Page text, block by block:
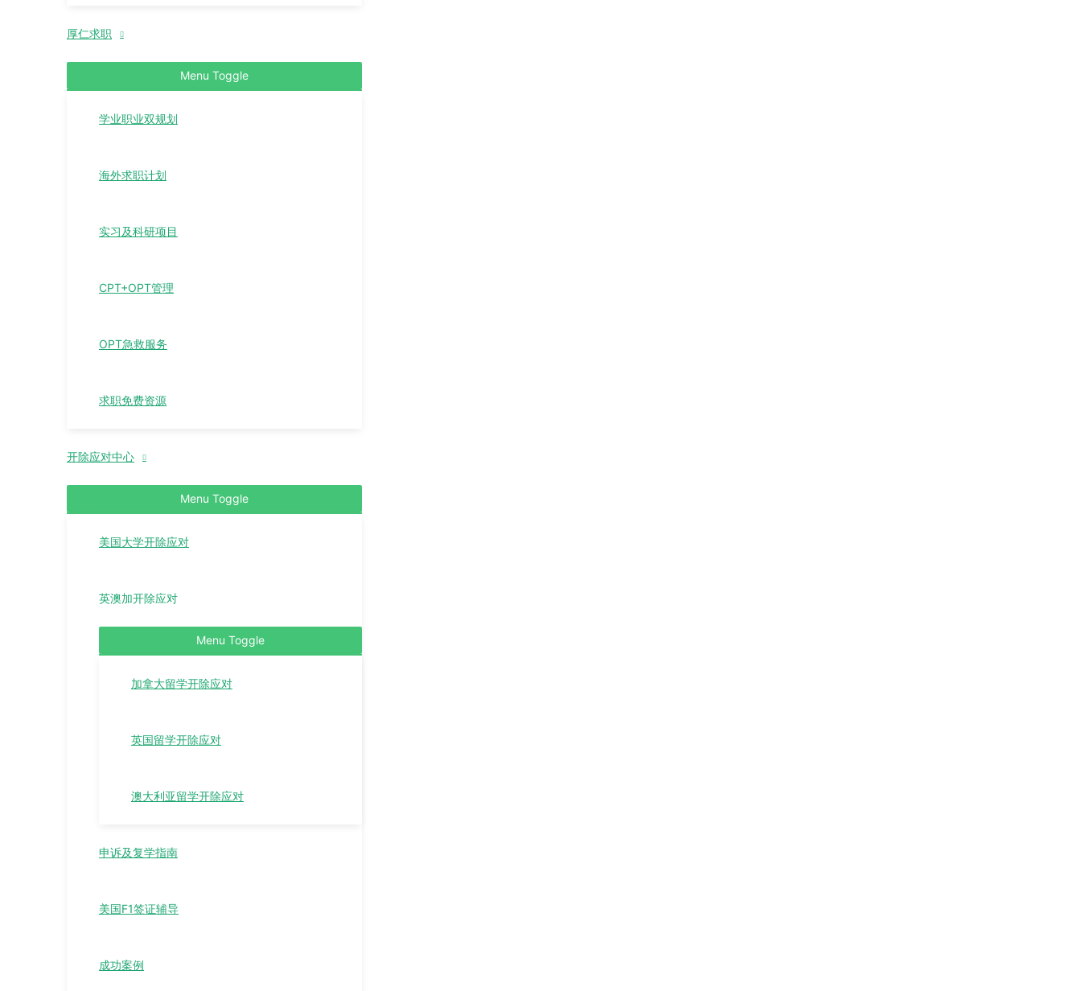
厚仁求职
Menu Toggle
学业职业双规划
海外求职计划
实习及科研项目
CPT+OPT管理
OPT急救服务
求职免费资源
开除应对中心
Menu Toggle
美国大学开除应对
英澳加开除应对
Menu Toggle
加拿大留学开除应对
英国留学开除应对
澳大利亚留学开除应对
申诉及复学指南
美国F1签证辅导
成功案例